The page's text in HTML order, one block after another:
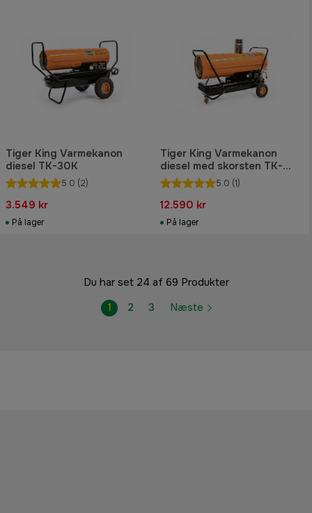
Tiger King Varmekanon
diesel TK-30K
5.0 (2)
3.549 kr
På lager
Tiger King Varmekanon
diesel med skorsten TK-
240ID
5.0 (1)
12.590 kr
På lager
Du har set 24 af 69 Produkter
1
2 3 Næste